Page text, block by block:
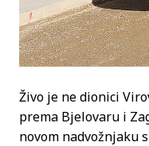
Živo je ne dionici
prema Bjelovaru i
novom nadvožnjaku